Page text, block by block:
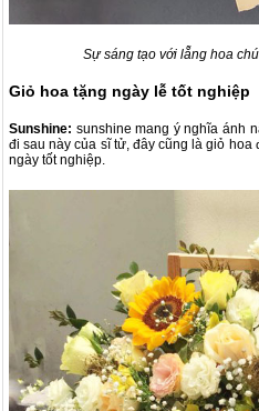
Sự sáng tạo với lẵng hoa
Giỏ hoa tặng ngày lễ tốt nghiệp
Sunshine: sunshine mang ý nghĩa ánh
đi sau này của sĩ tử, đây cũng là giỏ
ngày tốt nghiệp.